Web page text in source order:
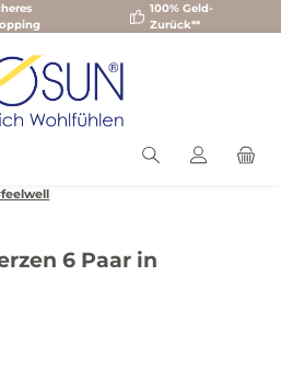
100% Geld-
Zurück**
6 Paar in